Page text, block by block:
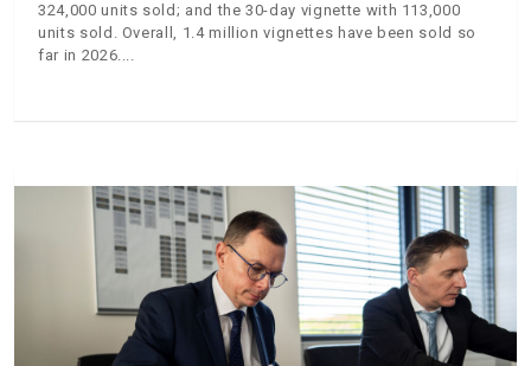
324,000 units sold; and the 30-day vignette with 113,000
units sold. Overall, 1.4 million vignettes have been sold so
far in 2026.